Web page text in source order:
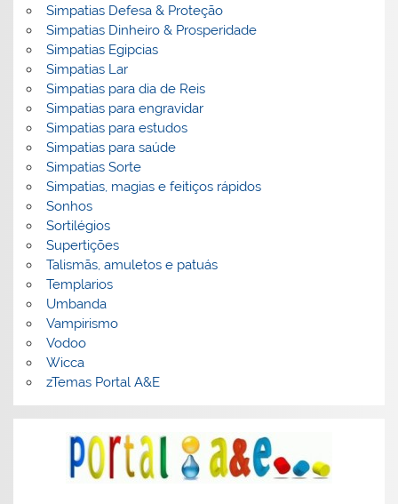
Simpatias Defesa & Proteção
Simpatias Dinheiro & Prosperidade
Simpatias Egipcias
Simpatias Lar
Simpatias para dia de Reis
Simpatias para engravidar
Simpatias para estudos
Simpatias para saúde
Simpatias Sorte
Simpatias, magias e feitiços rápidos
Sonhos
Sortilégios
Supertições
Talismãs, amuletos e patuás
Templarios
Umbanda
Vampirismo
Vodoo
Wicca
zTemas Portal A&E